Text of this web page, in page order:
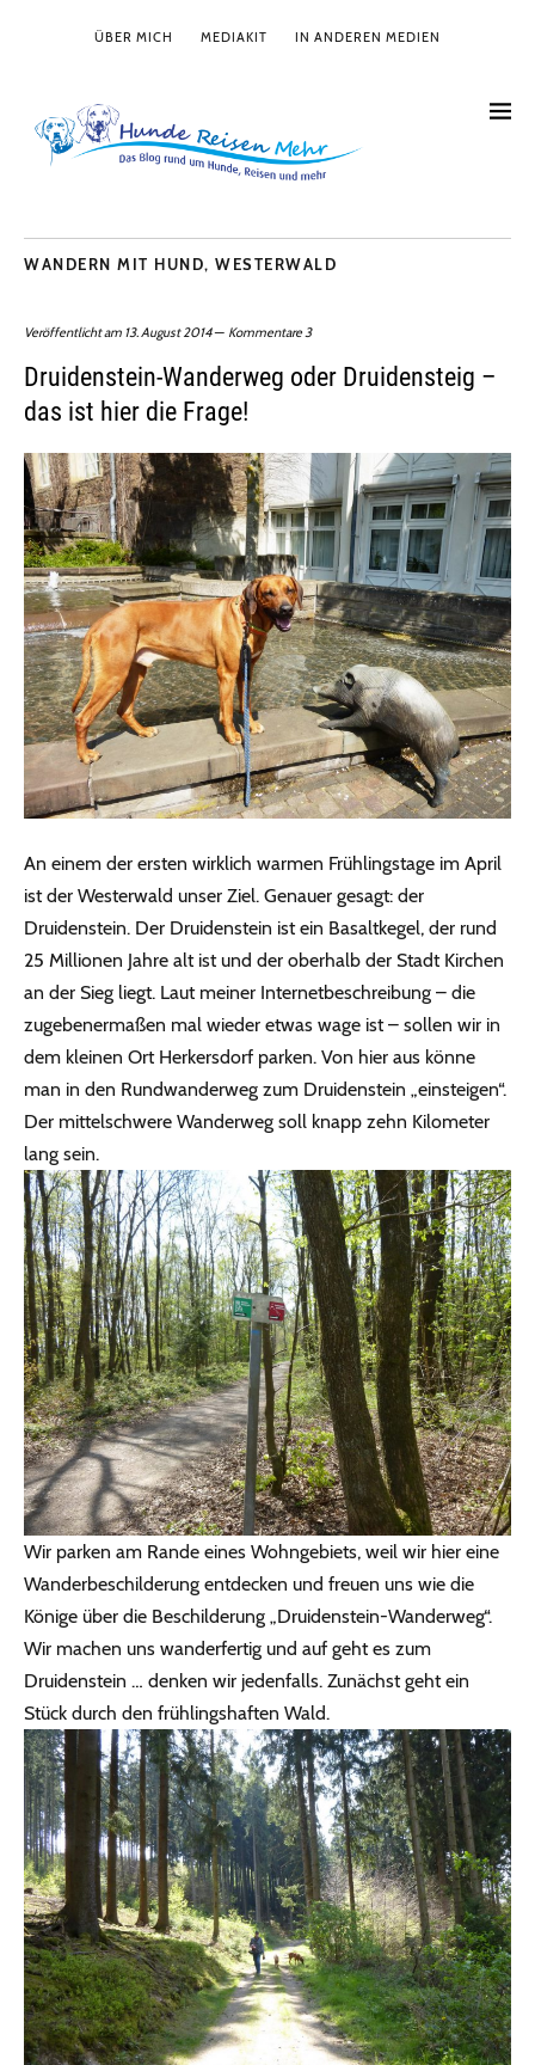
ÜBER MICH MEDIAKIT IN ANDEREN MEDIEN
WANDERN MIT HUND, WESTERWALD
Veröffentlicht am 13. August 2014 Kommentare 3
Druidenstein-Wanderweg oder Druidensteig –
das ist hier die Frage!
An einem der ersten wirklich warmen Frühlingstage im April
ist der Westerwald unser Ziel. Genauer gesagt: der
Druidenstein. Der Druidenstein ist ein Basaltkegel, der rund
25 Millionen Jahre alt ist und der oberhalb der Stadt Kirchen
an der Sieg liegt. Laut meiner Internetbeschreibung – die
zugebenermaßen mal wieder etwas wage ist – sollen wir in
dem kleinen Ort Herkersdorf parken. Von hier aus könne
man in den Rundwanderweg zum Druidenstein „einsteigen“.
Der mittelschwere Wanderweg soll knapp zehn Kilometer
lang sein.
Wir parken am Rande eines Wohngebiets, weil wir hier eine
Wanderbeschilderung entdecken und freuen uns wie die
Könige über die Beschilderung „Druidenstein-Wanderweg“.
Wir machen uns wanderfertig und auf geht es zum
Druidenstein … denken wir jedenfalls. Zunächst geht ein
Stück durch den frühlingshaften Wald.